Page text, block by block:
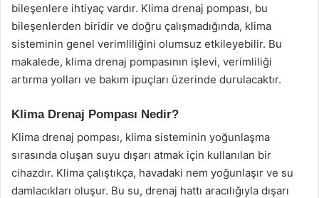
bileşenlere ihtiyaç vardır. Klima drenaj pompası, bu
bileşenlerden biridir ve doğru çalışmadığında, klima
sisteminin genel verimliliğini olumsuz etkileyebilir. Bu
makalede, klima drenaj pompasının işlevi, verimliliği
artırma yolları ve bakım ipuçları üzerinde durulacaktır.
Klima Drenaj Pompası Nedir?
Klima drenaj pompası, klima sisteminin yoğunlaşma
sırasında oluşan suyu dışarı atmak için kullanılan bir
cihazdır. Klima çalıştıkça, havadaki nem yoğunlaşır ve su
damlacıkları oluşur. Bu su, drenaj hattı aracılığıyla dışarı